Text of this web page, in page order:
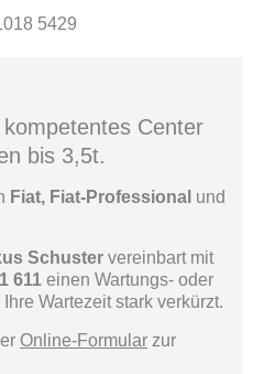
Center
bis 3,5t.
Fiat, Fiat-Professional und
Schuster vereinbart mit
611 einen Wartungs- oder
Wartezeit stark verkürzt.
Online-Formular zur